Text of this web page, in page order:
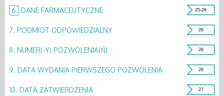
6. DANE FARMACEUTYCZNE 25-26
7. PODMIOT ODPOWIEDZIALNY 26
8. NUMER(-Y) POZWOLENIA(Ń) 26
9. DATA WYDANIA PIERWSZEGO POZWOLENIA 26
10. DATA ZATWIERDZENIA 27